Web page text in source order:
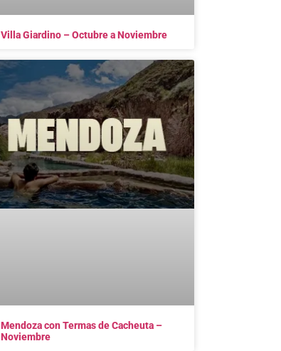
Villa Giardino – Octubre a Noviembre
Mendoza con Termas de Cacheuta –
Noviembre